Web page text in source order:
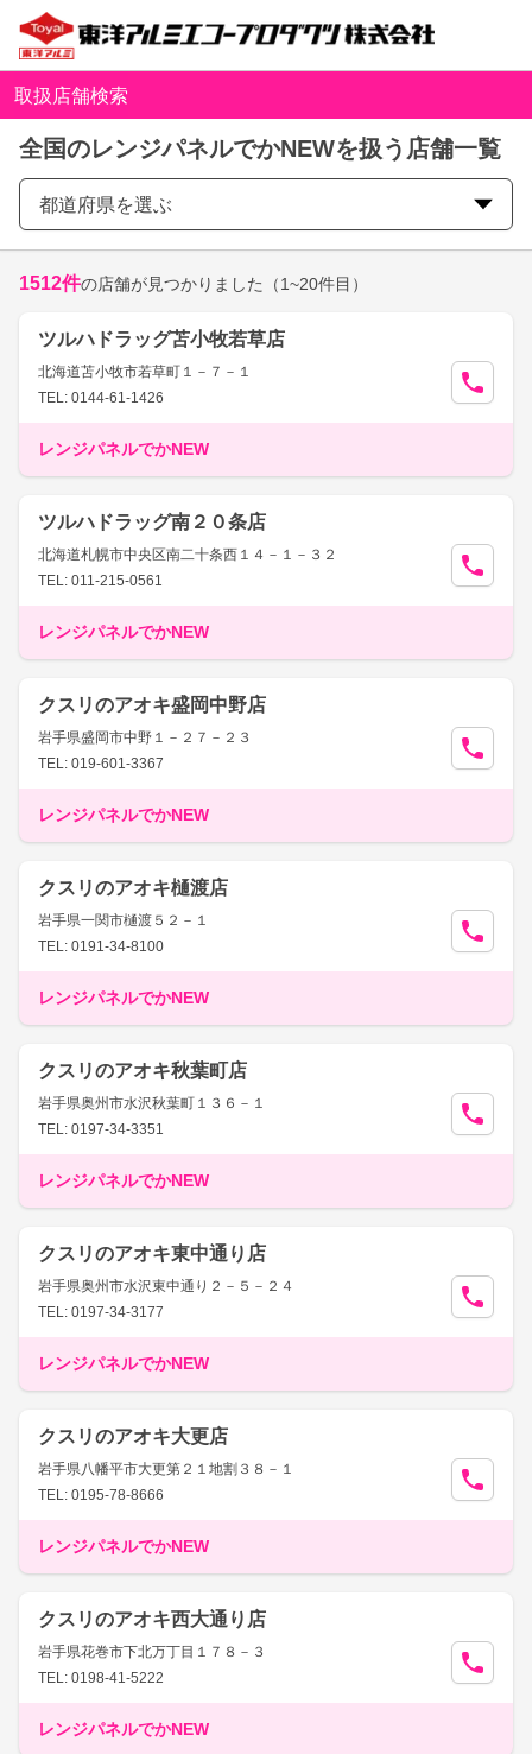
取扱店舗検索
全国のレンジパネルでかNEWを扱う店舗一覧
都道府県を選ぶ
1512件の店舗が見つかりました （1~20件目）
ツルハドラッグ苫小牧若草店
北海道苫小牧市若草町１－７－１
TEL: 0144-61-1426
レンジパネルでかNEW
ツルハドラッグ南２０条店
北海道札幌市中央区南二十条西１４－１－３２
TEL: 011-215-0561
レンジパネルでかNEW
クスリのアオキ盛岡中野店
岩手県盛岡市中野１－２７－２３
TEL: 019-601-3367
レンジパネルでかNEW
クスリのアオキ樋渡店
岩手県一関市樋渡５２－１
TEL: 0191-34-8100
レンジパネルでかNEW
クスリのアオキ秋葉町店
岩手県奥州市水沢秋葉町１３６－１
TEL: 0197-34-3351
レンジパネルでかNEW
クスリのアオキ東中通り店
岩手県奥州市水沢東中通り２－５－２４
TEL: 0197-34-3177
レンジパネルでかNEW
クスリのアオキ大更店
岩手県八幡平市大更第２１地割３８－１
TEL: 0195-78-8666
レンジパネルでかNEW
クスリのアオキ西大通り店
岩手県花巻市下北万丁目１７８－３
TEL: 0198-41-5222
レンジパネルでかNEW